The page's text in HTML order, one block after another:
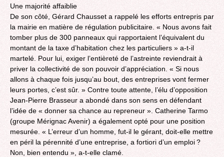
Une majorité affaiblie
De son côté, Gérard Chausset a rappelé les efforts entrepris par
la mairie en matière de régulation publicitaire. « Nous avons fait
tomber plus de 300 panneaux qui rapportaient l’équivalent du
montant de la taxe d’habitation chez les particuliers » a-t-il
martelé. Pour lui, exiger l’entièreté de l’astreinte reviendrait à
priver la collectivité de son pouvoir d’appréciation. « Si nous
allons à chaque fois jusqu’au bout, des entreprises vont fermer
leurs portes, c’est sûr. » Contre toute attente, l’élu d’opposition
Jean-Pierre Brasseur a abondé dans son sens en défendant
l’idée de « donner sa chance au repreneur ». Catherine Tarmo
(groupe Mérignac Avenir) a également opté pour une position
mesurée. « L’erreur d’un homme, fut-il le gérant, doit-elle mettre
en péril la pérennité d’une entreprise, a fortiori d’un emploi ?
Non, bien entendu », a-t-elle clamé.